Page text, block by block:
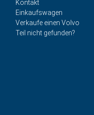
Kontakt
Einkaufswagen
Verkaufe einen Volvo
Teil nicht gefunden?